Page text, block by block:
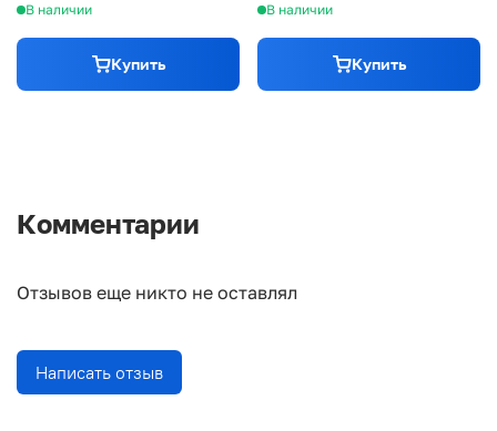
В наличии
Купить
В наличии
Купить
Комментарии
Отзывов еще никто не оставлял
Написать отзыв